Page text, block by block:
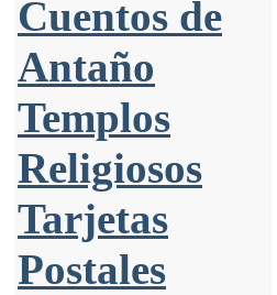
Cuentos de
Antaño
Templos
Religiosos
Tarjetas
Postales